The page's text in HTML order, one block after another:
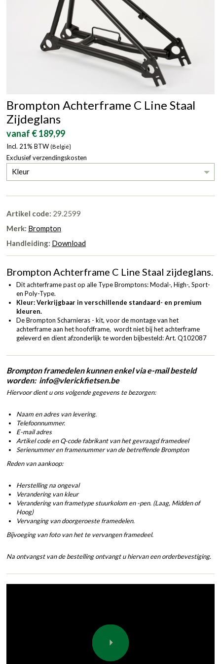
Brompton Achterframe C Line Staal
Zijdeglans
vanaf € 189,99
Incl. 21% BTW (België}
Exclusief verzendingskosten
Kleur
Artikel code: 29.2599
Merk: Brompton
Handleiding: Download
Brompton Achterframe C Line Staal zijdeglans.
Dit achterframe past op alle Type Bromptons: Modal-, High-, Sport-
en Poly-Type.
Kleur: Verkrijgbaar in verschillende standaard- en premium
kleuren.
De Brompton Scharnieras - kit, voor de montage van het
achterframe aan het hoofdframe, wordt niet bij het achterframe
geleverd en dient afzonderlijk te worden bijbesteld:Art. Q102087
Brompton framedelen kunnen enkel via e-mail besteld
worden: info@vlerickfietsen.be
Hiervoor dient u ons volgende gegevens te bezorgen:
Naam en adres van levering.
Telefoonnummer.
E-mail adres
Artikel code en Q-code fabrikant van het gevraagd framedeel
Serienummer en framenummer van de betreffende Brompton
Reden van aankoop:
Herstelling na ongeval
Verandering van kleur
Verandering van frametype stuurkolom en -pen. (Laag, Midden of
Hoog)
Vervanging van doorgeroeste framedelen.
Bijvoeging van foto van het te vervangen framedeel.
Na ontvangst van de bestelling ontvangt u hiervan een orderbevestiging.